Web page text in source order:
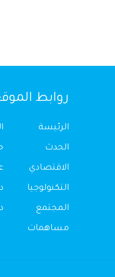
روابط
الرئيسة
الحدث
الاقتصادي
التكنولوجيا
المجتمع
مساهمات